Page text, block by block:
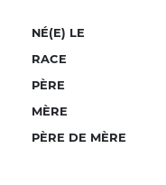
NÉ(E) LE
RACE
PÈRE
MÈRE
PÈRE DE MÈRE